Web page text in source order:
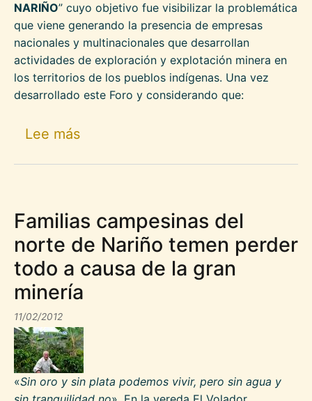
NARIÑO” cuyo objetivo fue visibilizar la problemática
que viene generando la presencia de empresas
nacionales y multinacionales que desarrollan
actividades de exploración y explotación minera en
los territorios de los pueblos indígenas. Una vez
desarrollado este Foro y considerando que:
Lee mássobre Mandato frente a las
Familias campesinas del
norte de Nariño temen perder
todo a causa de la gran
minería
11/02/2012
«Sin oro y sin plata podemos vivir, pero sin agua y